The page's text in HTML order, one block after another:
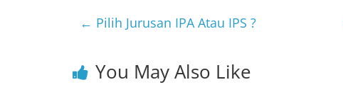
← Pilih Jurusan IPA Atau IPS ?
You May Also Like